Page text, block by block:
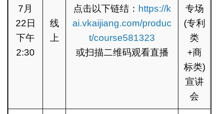
7月
22日
下午
2:30
线
上
点击以下链结： https://k
ai.vkaijiang.com/produc
t/course581323
或扫描二维码观看直播
专场
(专利
类
+商
标类)
宣讲
会